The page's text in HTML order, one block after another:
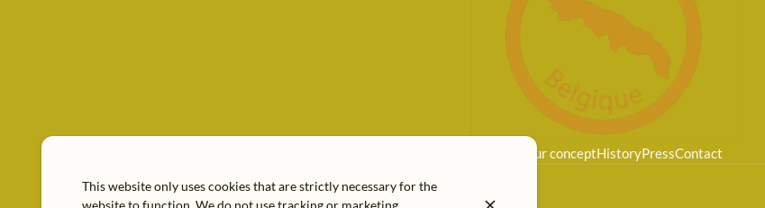
Our conceptHistoryPressContact
This website only uses cookies that are strictly necessary for the
website to function. We do not use tracking or marketing